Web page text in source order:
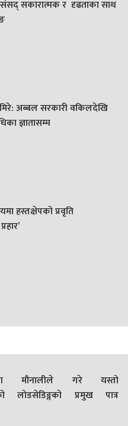
संसद् सकारात्मक र दृढताका साथ
अब्बल सरकारी वकिलदेखि
ज्ञातासम्म
हस्तक्षेपको प्रवृति
मौनालीले गरे यस्तो
लोडसेडिङ्गको प्रमुख पात्र